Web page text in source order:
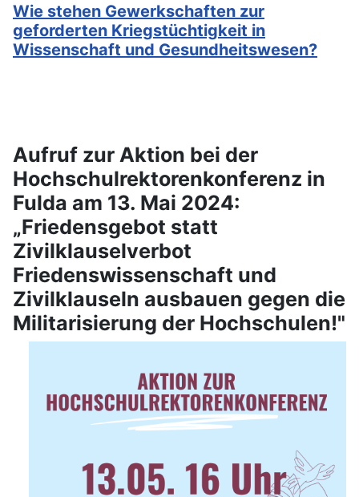
Wie stehen Gewerkschaften zur
geforderten Kriegstüchtigkeit in
Wissenschaft und Gesundheitswesen?
Aufruf zur Aktion bei der
Hochschulrektorenkonferenz in
Fulda am 13. Mai 2024:
„Friedensgebot statt
Zivilklauselverbot
Friedenswissenschaft und
Zivilklauseln ausbauen gegen die
Militarisierung der Hochschulen!"